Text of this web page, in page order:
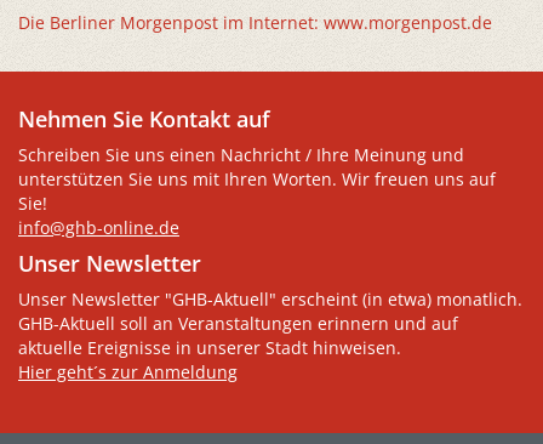
Die Berliner Morgenpost im Internet: www.morgenpost.de
Nehmen Sie Kontakt auf
Schreiben Sie uns einen Nachricht / Ihre Meinung und
unterstützen Sie uns mit Ihren Worten. Wir freuen uns auf
Sie!
info@ghb-online.de
Unser Newsletter
Unser Newsletter "GHB-Aktuell" erscheint (in etwa) monatlich.
GHB-Aktuell soll an Veranstaltungen erinnern und auf
aktuelle Ereignisse in unserer Stadt hinweisen.
Hier geht´s zur Anmeldung